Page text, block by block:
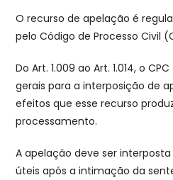
O recurso de apelação é
pelo Código de Processo Civil
Do Art. 1.009 ao Art. 1.014, o
gerais para a interposição de
efeitos que esse recurso
processamento.
A apelação deve ser
úteis após a intimação da